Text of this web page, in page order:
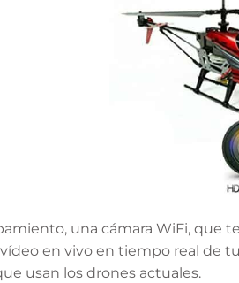
una cámara WiFi, que
en vivo en tiempo real de
usan los drones actuales.